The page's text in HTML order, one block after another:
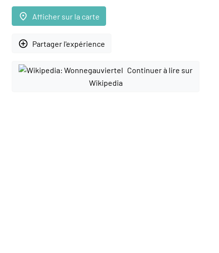
place Afficher sur la carte
add_circle_outline Partager l'expérience
Continuer à lire sur
Wikipedia